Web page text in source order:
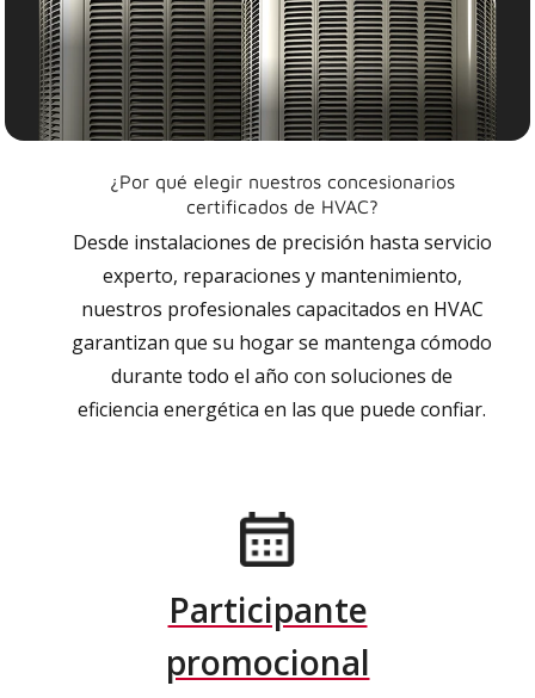
¿Por qué elegir nuestros concesionarios
certificados de HVAC?
Desde instalaciones de precisión hasta servicio
experto, reparaciones y mantenimiento,
nuestros profesionales capacitados en HVAC
garantizan que su hogar se mantenga cómodo
durante todo el año con soluciones de
eficiencia energética en las que puede confiar.
Participante
promocional